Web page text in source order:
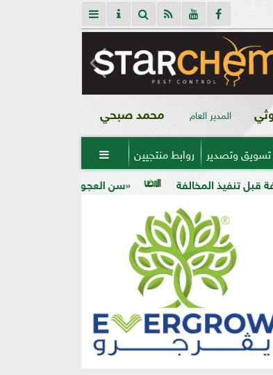
المدير العام محمد صبحي
تسويق وتصدير روابط منتجيين 
«سن العجوز» في الذرة الشامية.. لماذا تظهر